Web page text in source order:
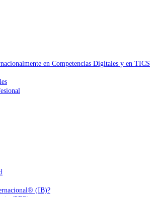
en Competencias Digitales y en TICS
(IB)?